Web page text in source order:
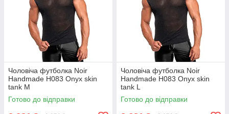
Чоловіча футболка Noir
Handmade H083 Onyx skin
tank M
Готово до відправки
Чоловіча футболка Noir
Handmade H083 Onyx skin
tank L
Готово до відправки